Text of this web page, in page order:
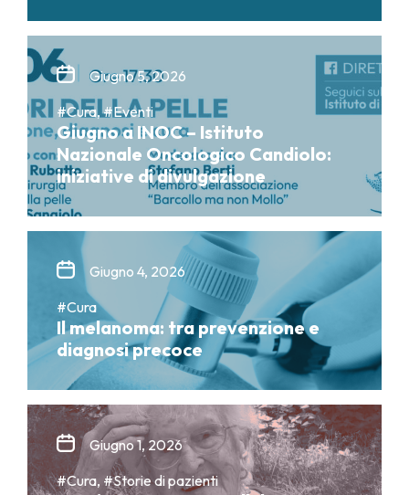
Giugno 5, 2026
#Cura, #Eventi
Giugno a INOC – Istituto
Nazionale Oncologico Candiolo:
iniziative di divulgazione
Giugno 4, 2026
#Cura
Il melanoma: tra prevenzione e
diagnosi precoce
Giugno 1, 2026
#Cura, #Storie di pazienti